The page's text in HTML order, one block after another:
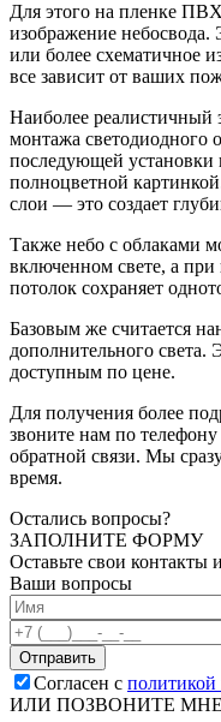
Для этого на пленке
изображение небосвода.
или более схематичное
все зависит от ваших
Наиболее реалистичный
монтажа светодиодного
последующей установки
полноцветной
слои — это создает
Также небо с облаками
включенном свете, а
потолок сохраняет
Базовым же считается
дополнительного света.
доступным по цене.
Для получения более
звоните нам по
обратной связи. Мы
время.
Остались вопросы?
ЗАПОЛНИТЕ ФОРМУ
Оставьте свои контакты
Ваши вопросы
Согласен с политикой
ИЛИ ПОЗВОНИТЕ